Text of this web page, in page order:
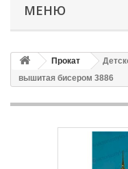
МЕНЮ
Прокат
вышитая бисером 3886